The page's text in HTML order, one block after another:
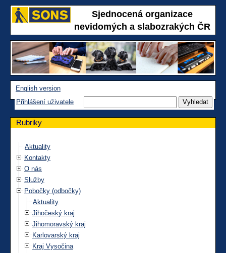
Sjednocená organizace
nevidomých a slabozrakých ČR
English version
Přihlášení uživatele
Rubriky
Aktuality
Kontakty
O nás
Služby
Pobočky (odbočky)
Aktuality
Jihočeský kraj
Jihomoravský kraj
Karlovarský kraj
Kraj Vysočina